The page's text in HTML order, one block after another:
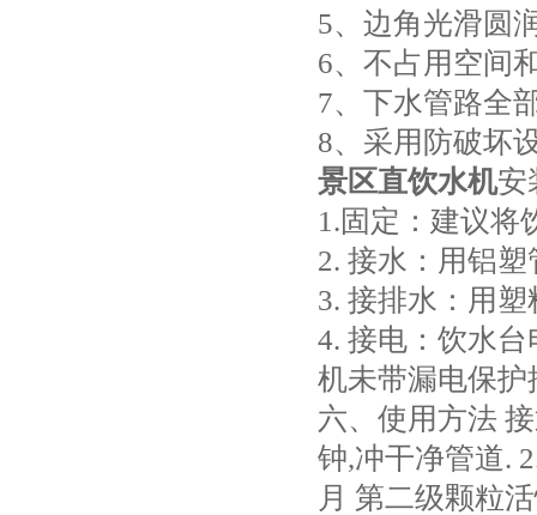
5、边角光滑圆
6、不占用空间
7、下水管路全
8、采用防破坏
景区直饮水机安
1.固定：建议将
2. 接水：用铝
3. 接排水：用
4. 接电：饮水
机未带漏电保
六、使用方法
钟,冲干净管道.
月 第二级颗粒